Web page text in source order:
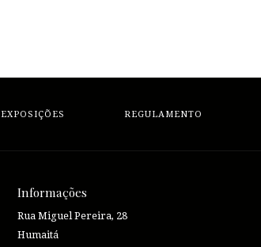
EXPOSIÇÕES REGULAMENTO
Informações
Rua Miguel Pereira, 28
Humaitá